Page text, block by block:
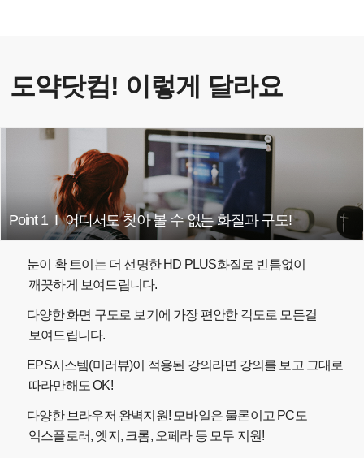
도약닷컴! 이렇게 달라요
Point 1 I 어디서도 찾아 볼 수 없는 화질과 구도!
눈이 확 트이는 더 선명한 HD PLUS화질로 빈틈없이
깨끗하게 보여드립니다.
다양한 화면 구도로 보기에 가장 편안한 각도로 모든걸
보여드립니다.
EPS시스템(미러뷰)이 적용된 강의라면 강의를 보고 그대로
따라만해도 OK!
다양한 브라우저 완벽지원! 모바일은 물론이고 PC도
익스플로러, 엣지, 크롬, 오페라 등 모두 지원!